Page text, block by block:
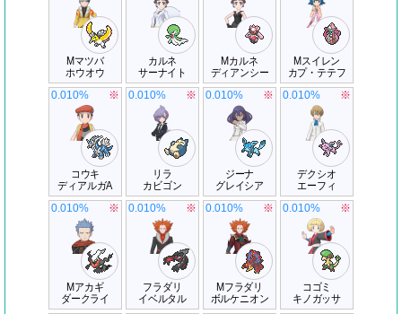
Mマツバ
ホウオウ
カルネ
サーナイト
Mカルネ
ディアンシー
Mスイレン
カプ・テテフ
コウキ
ディアルガA
0.010% ※
リラ
カビゴン
0.010% ※
ジーナ
グレイシア
0.010% ※
デクシオ
エーフィ
0.010% ※
Mアカギ
ダークライ
0.010% ※
フラダリ
イベルタル
0.010% ※
Mフラダリ
ボルケニオン
0.010% ※
コゴミ
キノガッサ
0.010% ※